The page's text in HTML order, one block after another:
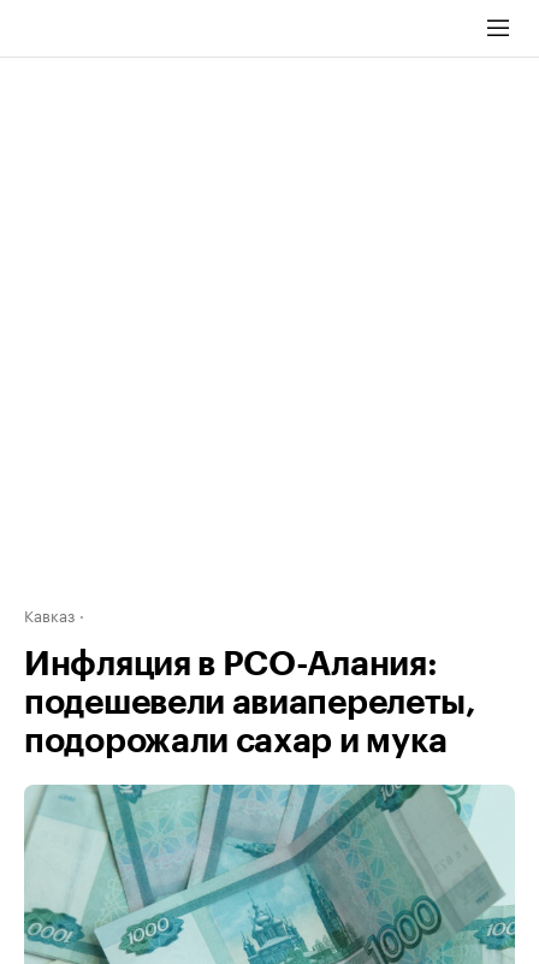
Кавказ
Инфляция в РСО-Алания:
подешевели авиаперелеты,
подорожали сахар и мука